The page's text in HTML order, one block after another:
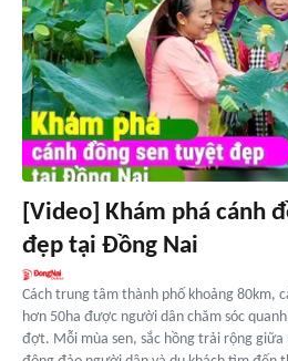
[Video] Khám phá cánh
đẹp tại Đồng Nai
Cách trung tâm thành phố khoảng 80km,
hơn 50ha được người dân chăm sóc
đợt. Mỗi mùa sen, sắc hồng trải rộng